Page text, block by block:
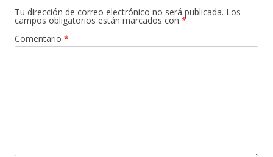
Tu dirección de correo electrónico no será publicada. Los
campos obligatorios están marcados con *
Comentario *